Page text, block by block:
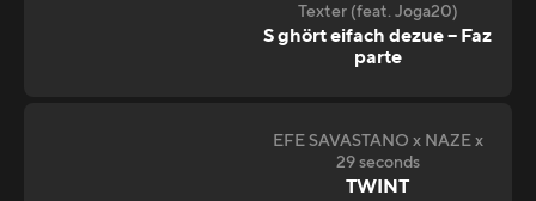
Texter (feat. Joga20)
S ghört eifach dezue – Faz
parte
EFE SAVASTANO x NAZE x
29 seconds
TWINT